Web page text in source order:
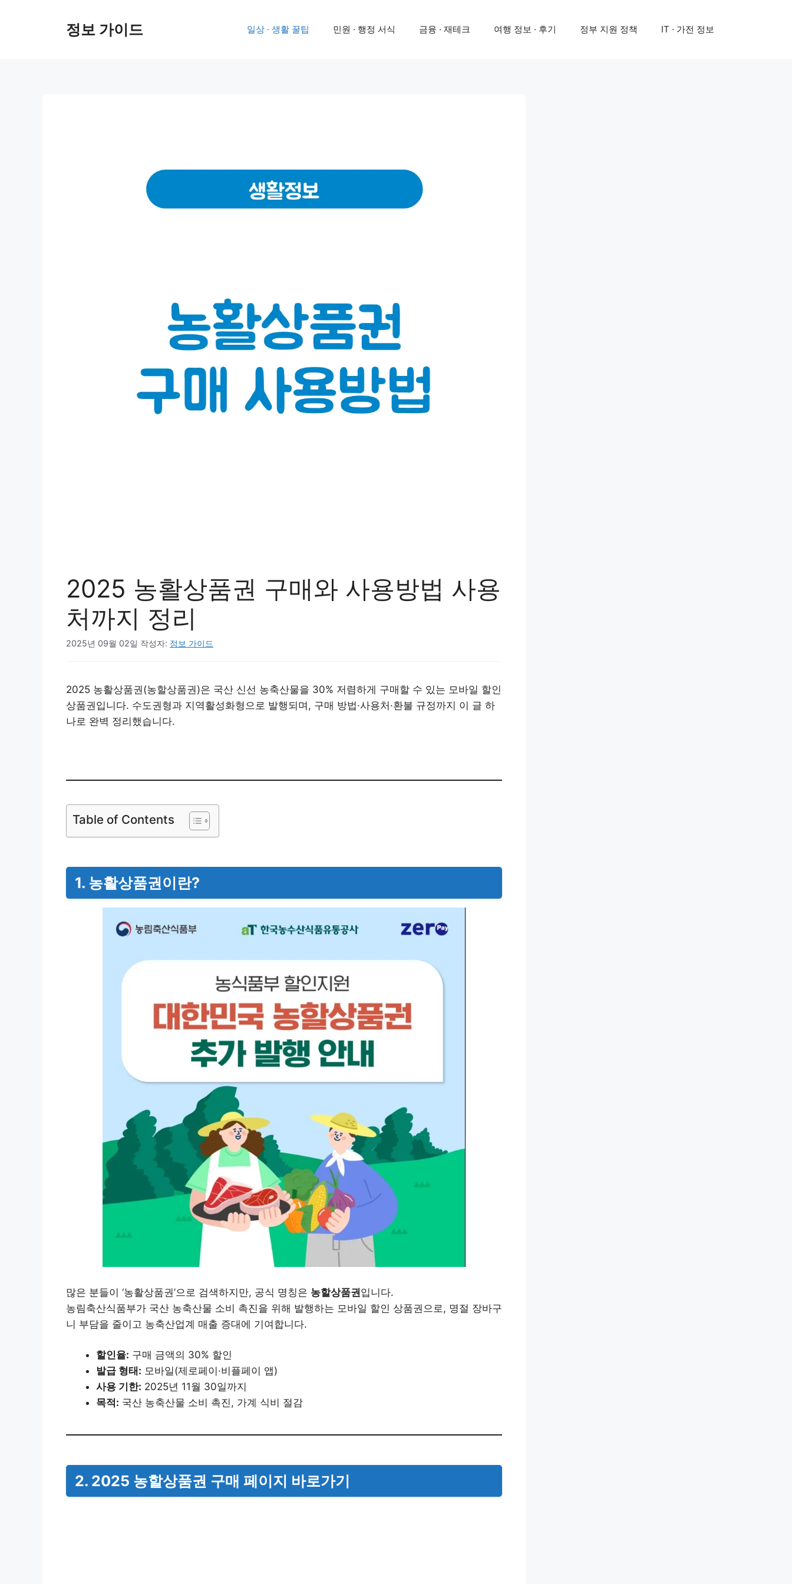
정보 가이드 일상 · 생활 꿀팁 민원 · 행정 서식 금융 · 재테크 여행 정보 · 후기 정부 지원 정책 IT · 가전 정보
2025 농활상품권 구매와 사용방법 사용
처까지 정리
2025년 09월 02일 작성자: 정보 가이드
2025 농활상품권(농할상품권)은 국산 신선 농축산물을 30% 저렴하게 구매할 수 있는 모바일 할인
상품권입니다. 수도권형과 지역활성화형으로 발행되며, 구매 방법·사용처·환불 규정까지 이 글 하
나로 완벽 정리했습니다.
Table of Contents
1. 농활상품권이란?
많은 분들이 ‘농활상품권’으로 검색하지만, 공식 명칭은 농할상품권입니다.
농림축산식품부가 국산 농축산물 소비 촉진을 위해 발행하는 모바일 할인 상품권으로, 명절 장바구
니 부담을 줄이고 농축산업계 매출 증대에 기여합니다.
할인율: 구매 금액의 30% 할인
발급 형태: 모바일(제로페이·비플페이 앱)
사용 기한: 2025년 11월 30일까지
목적: 국산 농축산물 소비 촉진, 가계 식비 절감
2. 2025 농할상품권 구매 페이지 바로가기